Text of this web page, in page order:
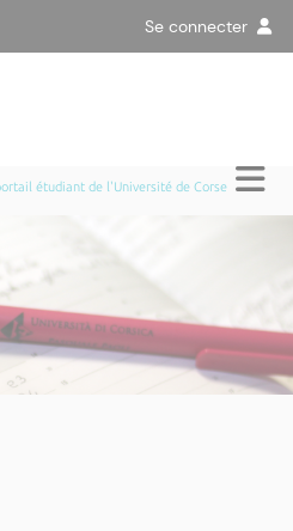
Se connecter
étudiant de l'Université de Corse